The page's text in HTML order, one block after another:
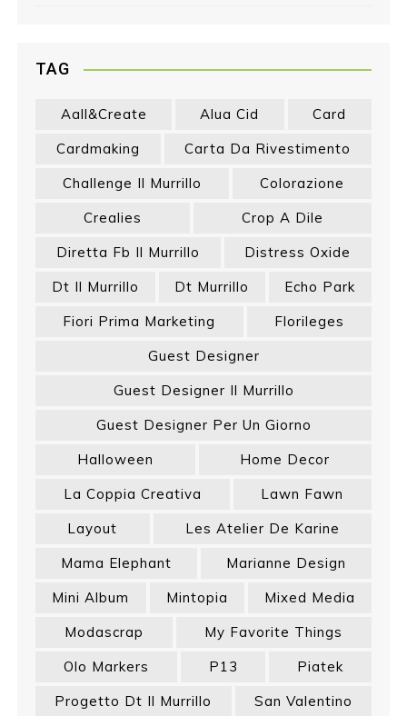
TAG
Aall&create Alua Cid
Card
Cardmaking
Carta Da Rivestimento
Challenge Il Murrillo
Colorazione
Crealies
Crop A Dile
Diretta Fb Il Murrillo
Distress Oxide
Dt Il Murrillo
Dt Murrillo
Echo Park
Fiori Prima Marketing
Florileges
Guest Designer
Guest Designer Il Murrillo
Guest Designer Per Un Giorno
Halloween
Home Decor
La Coppia Creativa
Lawn Fawn
Layout
Les Atelier De Karine
Mama Elephant
Marianne Design
Mini Album
Mintopia
Mixed Media
Modascrap
My Favorite Things
Olo Markers
P13
Piatek
Progetto Dt Il Murrillo
San Valentino